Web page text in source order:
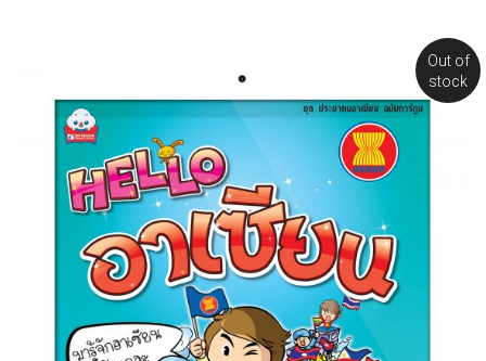
Out of
stock